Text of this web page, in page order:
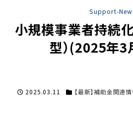
Support-New
小規模事業者持続
型）(2025年3
2025.03.11 【最新】補助金関連